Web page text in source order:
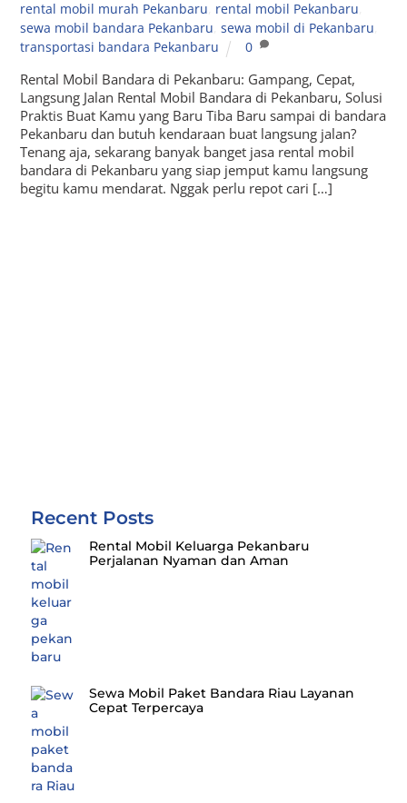
rental mobil murah Pekanbaru rental mobil Pekanbaru
sewa mobil bandara Pekanbaru ,sewa mobil di Pekanbaru
transportasi bandara Pekanbaru
0
Rental Mobil Bandara di Pekanbaru: Gampang, Cepat,
Langsung Jalan Rental Mobil Bandara di Pekanbaru, Solusi
Praktis Buat Kamu yang Baru Tiba Baru sampai di bandara
Pekanbaru dan butuh kendaraan buat langsung jalan?
Tenang aja, sekarang banyak banget jasa rental mobil
bandara di Pekanbaru yang siap jemput kamu langsung
begitu kamu mendarat. Nggak perlu repot cari […]
Recent Posts
Rental Mobil Keluarga Pekanbaru
Perjalanan Nyaman dan Aman
Sewa Mobil Paket Bandara Riau Layanan
Cepat Terpercaya